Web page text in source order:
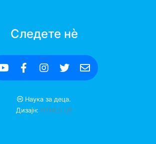
Следете нè
Наука за деца.
Дизајн: HTML5 UP